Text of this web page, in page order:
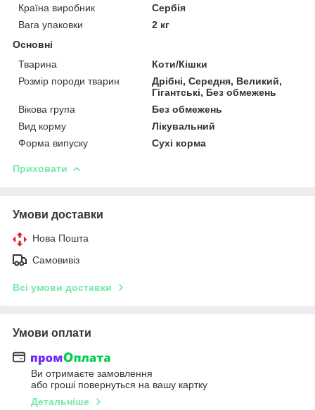
Країна виробник
Сербія
Вага упаковки
2 кг
Основні
Тварина
Коти/Кішки
Розмір породи тварин
Дрібні, Середня, Великий,
Гігантські, Без обмежень
Вікова група
Без обмежень
Вид корму
Лікувальний
Форма випуску
Сухі корма
Приховати
Умови доставки
Нова Пошта
Самовивіз
Всі умови доставки
Умови оплати
Ви отримаєте замовлення
або гроші повернуться на вашу картку
Детальніше